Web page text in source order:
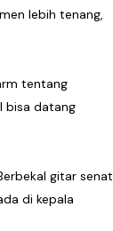
lebih tenang,
tentang
bisa datang
gitar senat
di kepala